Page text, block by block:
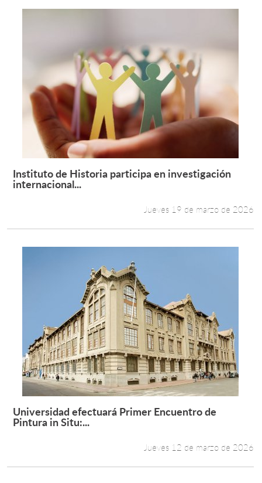
Leer más +
Instituto de Historia participa en investigación
internacional...
Jueves 19 de marzo de 2026
Leer más +
Universidad efectuará Primer Encuentro de
Pintura in Situ:...
Jueves 12 de marzo de 2026